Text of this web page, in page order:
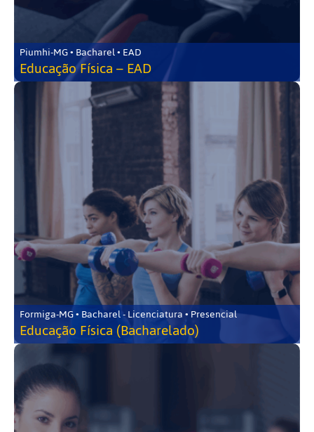
Piumhi-MG • Bacharel • EAD
Educação Física – EAD
Formiga-MG • Bacharel - Licenciatura • Presencial
Educação Física (Bacharelado)